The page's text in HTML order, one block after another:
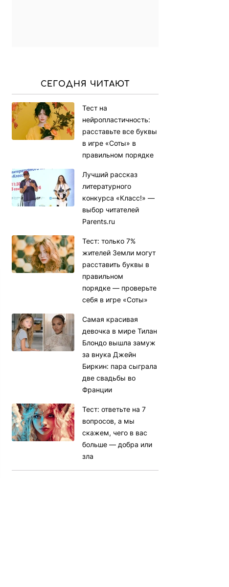
СЕГОДНЯ ЧИТАЮТ
Тест на
нейропластичность:
расставьте все буквы
в игре «Соты» в
правильном порядке
Лучший рассказ
литературного
конкурса «Класс!» —
выбор читателей
Parents.ru
Тест: только 7%
жителей Земли могут
расставить буквы в
правильном
порядке — проверьте
себя в игре «Соты»
Самая красивая
девочка в мире Тилан
Блондо вышла замуж
за внука Джейн
Биркин: пара сыграла
две свадьбы во
Франции
Тест: ответьте на 7
вопросов, а мы
скажем, чего в вас
больше — добра или
зла